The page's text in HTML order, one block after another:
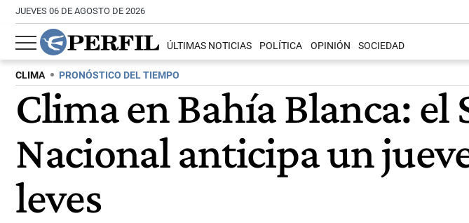
JUEVES 06 DE AGOSTO DE 2026
ÚLTIMAS NOTICIAS POLÍTICA OPINIÓN SOCIEDAD
CLIMA PRONÓSTICO DEL TIEMPO
Clima en Bahía Blanca:
Nacional anticipa un
leves